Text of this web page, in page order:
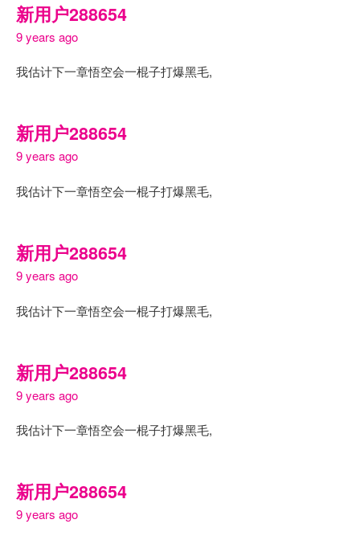
新用户288654
9 years ago
我估计下一章悟空会一棍子打爆黑毛,
新用户288654
9 years ago
我估计下一章悟空会一棍子打爆黑毛,
新用户288654
9 years ago
我估计下一章悟空会一棍子打爆黑毛,
新用户288654
9 years ago
我估计下一章悟空会一棍子打爆黑毛,
新用户288654
9 years ago